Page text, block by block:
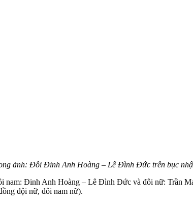
ảnh: Đôi Đinh Anh Hoàng – Lê Đình Đức trên bục
Đinh Anh Hoàng – Lê Đình Đức và đôi nữ: Trần
đội nữ, đôi nam nữ).